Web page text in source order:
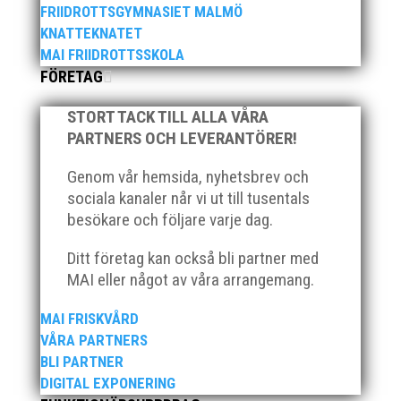
FRIIDROTTSGYMNASIET MALMÖ
KNATTEKNATET
MAI FRIIDROTTSSKOLA
FÖRETAG
STORT TACK TILL ALLA VÅRA
PARTNERS OCH LEVERANTÖRER!
Genom vår hemsida, nyhetsbrev och
sociala kanaler når vi ut till tusentals
besökare och följare varje dag.
Ditt företag kan också bli partner med
MAI eller något av våra arrangemang.
MAI FRISKVÅRD
VÅRA PARTNERS
BLI PARTNER
DIGITAL EXPONERING
Publicerat tidigare
Nu kan du se när första och sista träningstillfälle för
Hösten 2024. Klicka här!
Malmöloppet gick av stapeln i lördags i ett riktigt